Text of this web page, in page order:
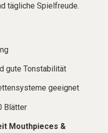
tägliche Spielfreude.
gute Tonstabilität
geeignet
Blätter
Mouthpieces &